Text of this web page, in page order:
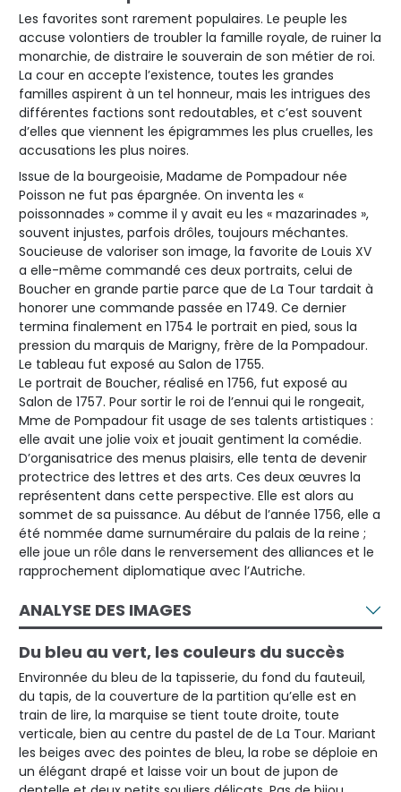
Les favorites sont rarement populaires. Le peuple les
accuse volontiers de troubler la famille royale, de ruiner la
monarchie, de distraire le souverain de son métier de roi.
La cour en accepte l’existence, toutes les grandes
familles aspirent à un tel honneur, mais les intrigues des
différentes factions sont redoutables, et c’est souvent
d’elles que viennent les épigrammes les plus cruelles, les
accusations les plus noires.
Issue de la bourgeoisie, Madame de Pompadour née
Poisson ne fut pas épargnée. On inventa les «
poissonnades » comme il y avait eu les « mazarinades »,
souvent injustes, parfois drôles, toujours méchantes.
Soucieuse de valoriser son image, la favorite de Louis XV
a elle-même commandé ces deux portraits, celui de
Boucher en grande partie parce que de La Tour tardait à
honorer une commande passée en 1749. Ce dernier
termina finalement en 1754 le portrait en pied, sous la
pression du marquis de Marigny, frère de la Pompadour.
Le tableau fut exposé au Salon de 1755.
Le portrait de Boucher, réalisé en 1756, fut exposé au
Salon de 1757. Pour sortir le roi de l’ennui qui le rongeait,
Mme de Pompadour fit usage de ses talents artistiques :
elle avait une jolie voix et jouait gentiment la comédie.
D’organisatrice des menus plaisirs, elle tenta de devenir
protectrice des lettres et des arts. Ces deux œuvres la
représentent dans cette perspective. Elle est alors au
sommet de sa puissance. Au début de l’année 1756, elle a
été nommée dame surnuméraire du palais de la reine ;
elle joue un rôle dans le renversement des alliances et le
rapprochement diplomatique avec l’Autriche.
ANALYSE DES IMAGES
Du bleu au vert, les couleurs du succès
Environnée du bleu de la tapisserie, du fond du fauteuil,
du tapis, de la couverture de la partition qu’elle est en
train de lire, la marquise se tient toute droite, toute
verticale, bien au centre du pastel de de La Tour. Mariant
les beiges avec des pointes de bleu, la robe se déploie en
un élégant drapé et laisse voir un bout de jupon de